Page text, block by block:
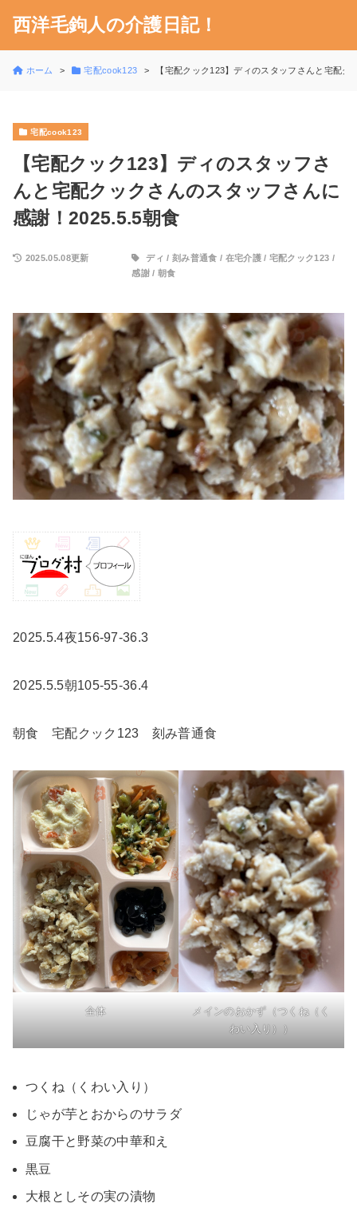
西洋毛鉤人の介護日記！
ホーム 宅配cook123 【宅配クック123】ディのスタッフさんと宅配
宅配cook123
【宅配クック123】ディのスタッフさ
んと宅配クックさんのスタッフさんに
感謝！2025.5.5朝食
2025.05.08更新 ディ / 刻み普通食 / 在宅介護/ 宅配クック123 /
感謝/ 朝食
2025.5.4夜156-97-36.3
2025.5.5朝105-55-36.4
朝食 宅配クック123 刻み普通食
全体
メインのおかず（つくね（く
わい入り））
つくね（くわい入り）
じゃが芋とおからのサラダ
豆腐干と野菜の中華和え
黒豆
大根としその実の漬物